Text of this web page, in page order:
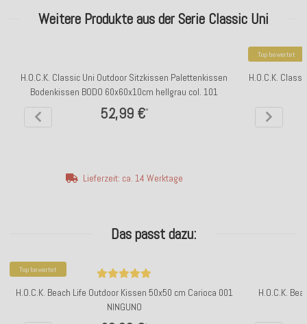
Weitere Produkte aus der Serie Classic Uni
H.O.C.K. Classic Uni Outdoor Sitzkissen Palettenkissen
Bodenkissen BODO 60x60x10cm hellgrau col. 101
52,99 €*
Lieferzeit: ca. 14 Werktage
Top bewertet
H.O.C.K.
Das passt dazu:
Top bewertet
H.O.C.K. Beach Life Outdoor Kissen 50x50 cm Carioca 001
NINGUNO
H.O.C.K.